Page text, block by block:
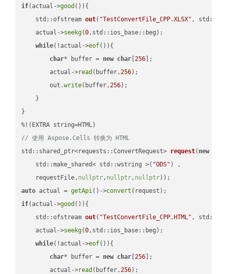
if(actual->good ()){
std::ofstream out( "TestConvertFile_CPP.XLSX" ,
    actual->
seekg(0,std::ios_base::beg);
while(!actual->eof()){
char* buffer = new char [256 ];
        actual->
read (buffer,256);
        out.
write(buffer,256);
    }
}
// 使用 Aspose.Cells 转换为 HTML
std::shared_ptr<requests::ConvertRequest> request( new
    std::make_shared< std::wstring >(
"ODS" ) ,
    requestFile,
nullptr, nullptr, nullptr))
auto actual = getApi()->convert
if(actual->good ()){
std::ofstream out( "TestConvertFile_CPP.HTML" ,
    actual->
seekg(0,std::ios_base::beg);
while(!actual->eof()){
char* buffer = new char [256 ];
        actual->
read (buffer,256);